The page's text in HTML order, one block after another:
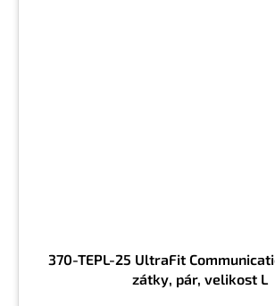
370-TEPL-25 UltraFit
zátky, pár, velikost L